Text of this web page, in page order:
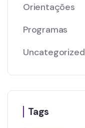
Orientações
Programas
Uncategorized
Tags